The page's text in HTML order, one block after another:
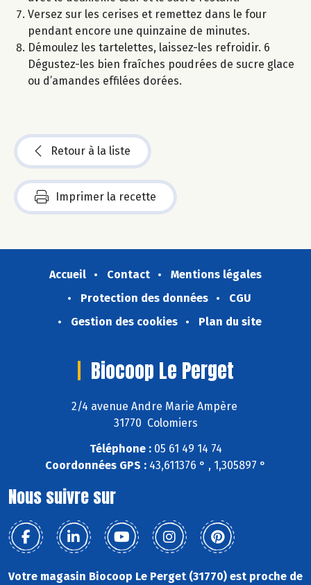
Versez sur les cerises et remettez dans le four
pendant encore une quinzaine de minutes.
Démoulez les tartelettes, laissez-les refroidir. 6
Dégustez-les bien fraîches poudrées de sucre glace
ou d’amandes effilées dorées.
Retour à la liste
Imprimer la recette
Accueil Contact
Mentions légales
Protection des données
CGU
Gestion des cookies
Plan du site
Biocoop Le Perget
2/4 avenue Andre Marie Ampère
31770 Colomiers
Téléphone :05 61 49 14 74
Coordonnées GPS : 43,611376 ° , 1,305897 °
Nous suivre sur
Votre magasin Biocoop Le Perget (31770) est proche de